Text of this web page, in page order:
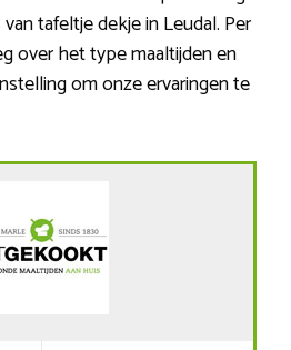
tafeltje dekje in Leudal. Per
over het type maaltijden en
om onze ervaringen te